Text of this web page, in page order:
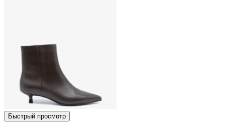
Быстрый просмотр